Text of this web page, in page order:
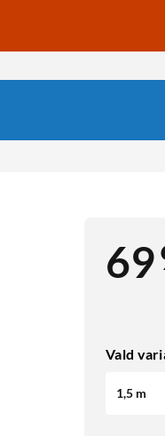
69
Vald
1,5 m